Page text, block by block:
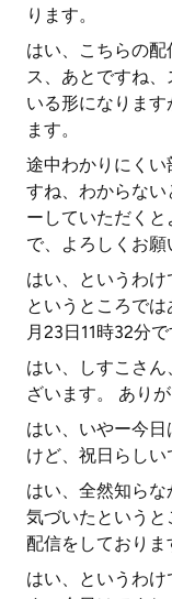
ります。
はい、こちらの
ス、あとですね
いる形になりま
ます。
途中わかりにく
すね、わからな
ーしていただく
で、よろしくお願
はい、というわ
というところで
月23日11時32分で
はい、しすこさ
ざいます。 あり
はい、いやー今
けど、祝日らしい
はい、全然知ら
気づいたという
配信をしておりま
はい、というわ